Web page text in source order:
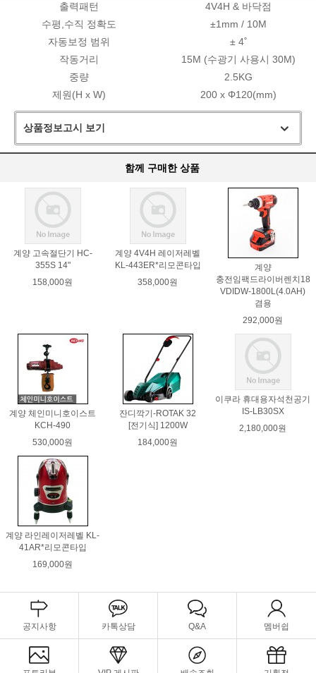
출력패턴
4V4H & 바닥점
수평,수직 정확도
±1mm / 10M
자동보정 범위
± 4˚
작동거리
15M (수광기 사용시 30M)
중량
2.5KG
제원(H x W)
200 x Φ120(mm)
상품정보고시 보기
함께 구매한 상품
계양 고속절단기 HC-
355S 14"
158,000원
계양 4V4H 레이저레벨
KL-443ER*리모콘타입
358,000원
계양
충전임팩드라이버렌치18
VDIDW-1800L(4.0AH)
겸용
292,000원
계양 체인미니호이스트
KCH-490
530,000원
잔디깍기-ROTAK 32
[전기식] 1200W
184,000원
이쿠라 휴대용자석천공기
IS-LB30SX
2,180,000원
계양 라인레이저레벨 KL-
41AR*리모콘타입
169,000원
공지사항 카톡상담 Q&A 멤버쉽